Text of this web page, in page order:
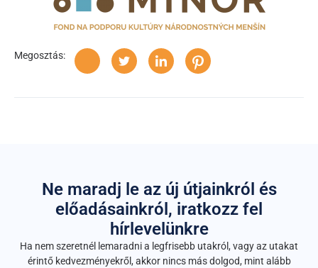
Megosztás:
Ne maradj le az új útjainkról és
előadásainkról, iratkozz fel
hírlevelünkre
Ha nem szeretnél lemaradni a legfrisebb utakról, vagy az utakat
érintő kedvezményekről, akkor nincs más dolgod, mint alább